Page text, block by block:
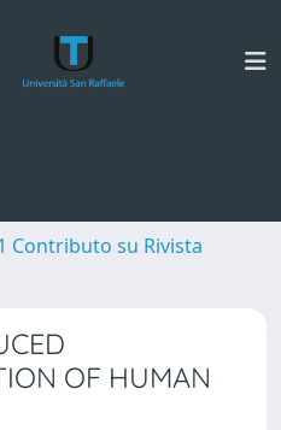
Contributo su Rivista
OF HUMAN